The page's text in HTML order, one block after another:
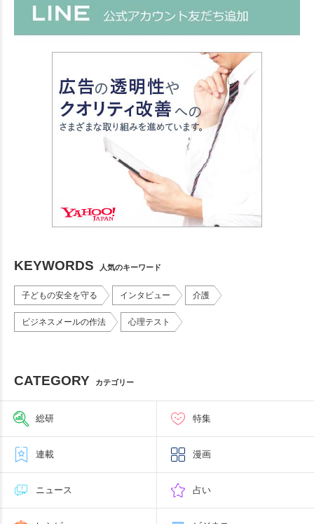
KEYWORDS 人気のキーワード
子どもの安全を守る インタビュー 介護
ビジネスメールの作法 心理テスト
CATEGORY カテゴリー
総研 特集
連載 漫画
ニュース 占い